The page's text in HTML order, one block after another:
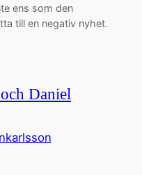
ens som den
till en negativ nyhet.
Daniel